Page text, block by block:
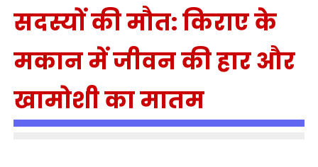
सदस्यों की मौत: किराए के
मकान में जीवन की हार और
खामोशी का मातम